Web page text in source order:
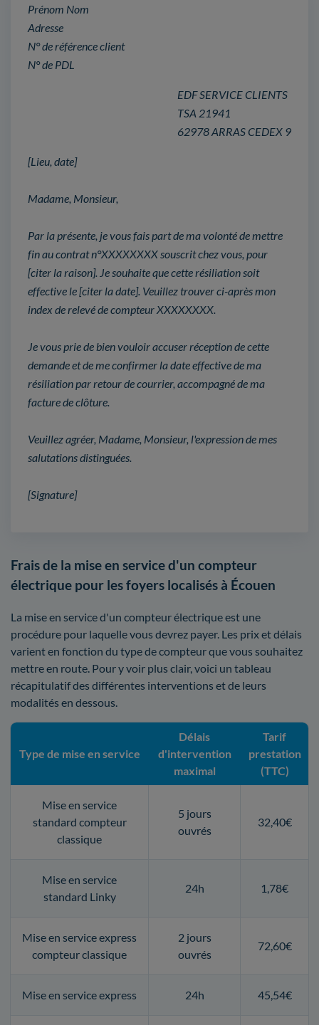
Prénom Nom
Adresse
N° de référence client
N° de PDL
EDF SERVICE CLIENTS
TSA 21941
62978 ARRAS CEDEX 9
[Lieu, date]
Madame, Monsieur,
Par la présente, je vous fais part de ma volonté de mettre
fin au contrat n°XXXXXXXX souscrit chez vous, pour
[citer la raison]. Je souhaite que cette résiliation soit
effective le [citer la date]. Veuillez trouver ci-après mon
index de relevé de compteur XXXXXXXX.
Je vous prie de bien vouloir accuser réception de cette
demande et de me confirmer la date effective de ma
résiliation par retour de courrier, accompagné de ma
facture de clôture.
Veuillez agréer, Madame, Monsieur, l'expression de mes
salutations distinguées.
[Signature]
Frais de la mise en service d'un compteur
électrique pour les foyers localisés à Écouen
La mise en service d'un compteur électrique est une
procédure pour laquelle vous devrez payer. Les prix et délais
varient en fonction du type de compteur que vous souhaitez
mettre en route. Pour y voir plus clair, voici un tableau
récapitulatif des différentes interventions et de leurs
modalités en dessous.
Type de mise en service
Délais
d'intervention
maximal
Tarif
prestation
(TTC)
Mise en service
standard compteur
classique
5 jours
ouvrés
32,40€
Mise en service
standard Linky
24h 1,78€
Mise en service express
compteur classique
2 jours
ouvrés
72,60€
Mise en service express 24h 45,54€